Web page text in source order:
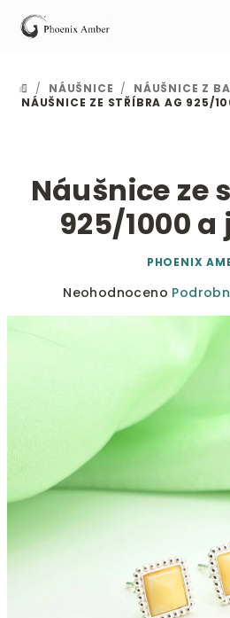
obsah
DOMŮ
/ NÁUŠNICE / NÁUŠNICE Z
NÁUŠNICE ZE STŘÍBRA AG 925/
Náušnice ze
925/1000
PHOENIX
PrůměrnéNeohodnoceno